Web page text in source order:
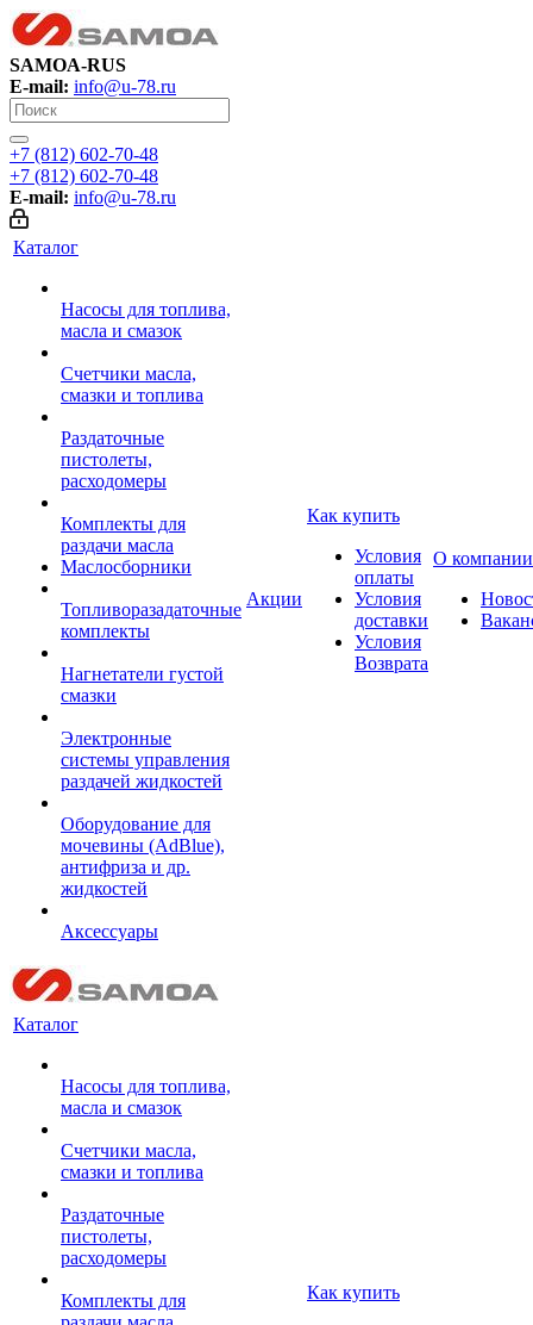
SAMOA-RUS
E-mail: info@u-78.ru
+7 (812) 602-70-48
+7 (812) 602-70-48
E-mail: info@u-78.ru
Каталог
Насосы для топлива,
масла и смазок
Счетчики масла,
смазки и топлива
Раздаточные
пистолеты,
расходомеры
Комплекты для
раздачи масла
Маслосборники
Топливоразадаточные
комплекты
Нагнетатели густой
смазки
Электронные
системы управления
раздачей жидкостей
Оборудование для
мочевины (AdBlue),
антифриза и др.
жидкостей
Аксессуары
Акции
Как купить
Условия
оплаты
Условия
доставки
Условия
Возврата
О компании
Каталог
Насосы для топлива,
масла и смазок
Счетчики масла,
смазки и топлива
Раздаточные
пистолеты,
расходомеры
Комплекты для
Как купить